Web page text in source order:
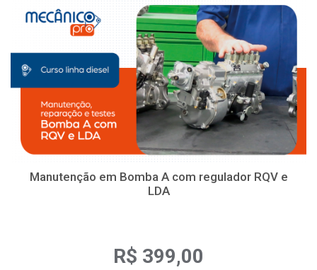
Manutenção em Bomba A com regulador RQV e
LDA
R$ 399,00